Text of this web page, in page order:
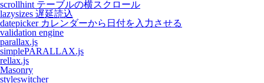
scrollhint テーブルの横スクロール
lazysizes 遅延読込
datepicker カレンダーから日付を入力させる
validation engine
parallax.js
simplePARALLAX.js
rellax.js
Masonry
styleswitcher